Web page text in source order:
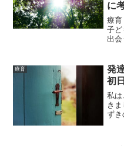
に
療育
子ど
出会
支
てい
療育
発
初
私は
き
ずき